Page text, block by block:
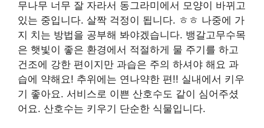
무나무 너무 잘 자라서 동그라미에서 모양이 바뀌고
있는 중입니다. 살짝 걱정이 됩니다. ㅎㅎ 나중에 가
지 치는 방법을 공부해 봐야겠습니다. 뱅갈고무수목
은 햇빛이 좋은 환경에서 적절하게 물 주기를 하고
건조에 강한 편이지만 과습은 주의 하셔야 해요 과
습에 약해요! 추위에는 연나약한 편!! 실내에서 키우
기 좋아요. 서비스로 이쁜 산호수도 같이 심어주셨
어요. 산호수는 키우기 단순한 식물입니다.